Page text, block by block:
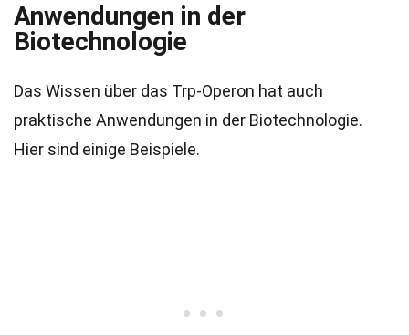
Anwendungen in der
Biotechnologie
Das Wissen über das Trp-Operon hat auch
praktische Anwendungen in der Biotechnologie.
Hier sind einige Beispiele.